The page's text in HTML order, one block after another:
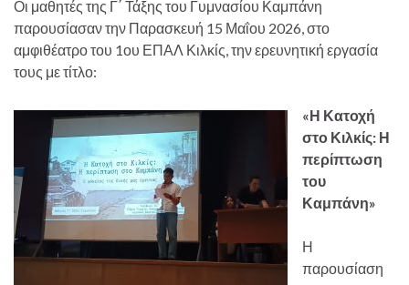
Οι μαθητές της Γ΄ Τάξης του Γυμνασίου Καμπάνη
παρουσίασαν την Παρασκευή 15 Μαΐου 2026, στο
αμφιθέατρο του 1ου ΕΠΑΛ Κιλκίς, την ερευνητική εργασία
τους με τίτλο:
«Η Κατοχή
στο Κιλκίς: Η
περίπτωση
του
Καμπάνη»
Η
παρουσίαση